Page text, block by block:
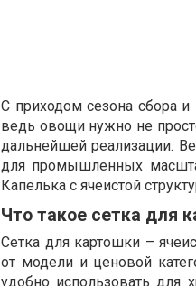
С приходом сезона сбора и
ведь овощи нужно не
дальнейшей реализации.
для промышленных
Капелька с ячеистой
Что такое сетка для
Сетка для картошки –
от модели и ценовой
удобно использовать для